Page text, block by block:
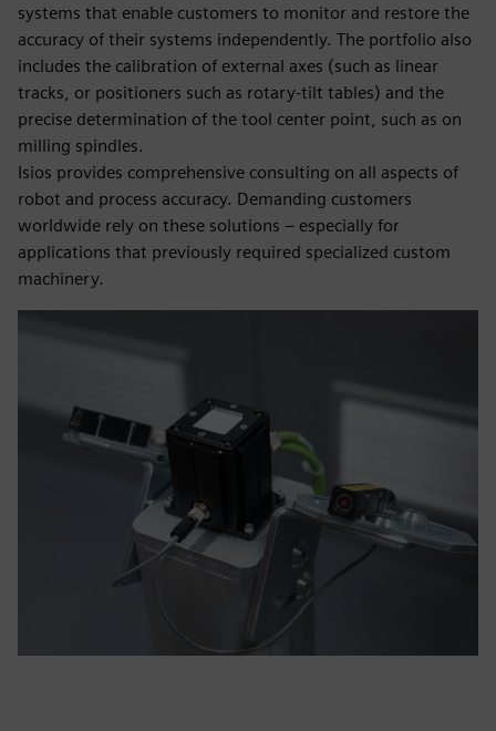
systems that enable customers to monitor and restore the
accuracy of their systems independently. The portfolio also
includes the calibration of external axes (such as linear
tracks, or positioners such as rotary-tilt tables) and the
precise determination of the tool center point, such as on
milling spindles.
Isios provides comprehensive consulting on all aspects of
robot and process accuracy. Demanding customers
worldwide rely on these solutions – especially for
applications that previously required specialized custom
machinery.